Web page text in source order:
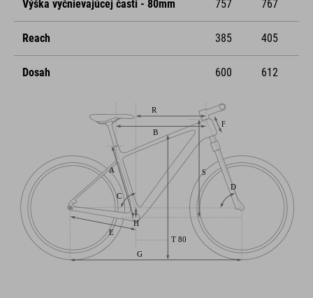
Výška vyčnievajúcej časti - 80mm 757 767
Reach 385 405
Dosah 600 612